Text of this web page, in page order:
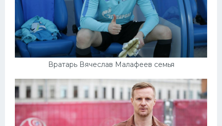
Вратарь Вячеслав Малафеев семья